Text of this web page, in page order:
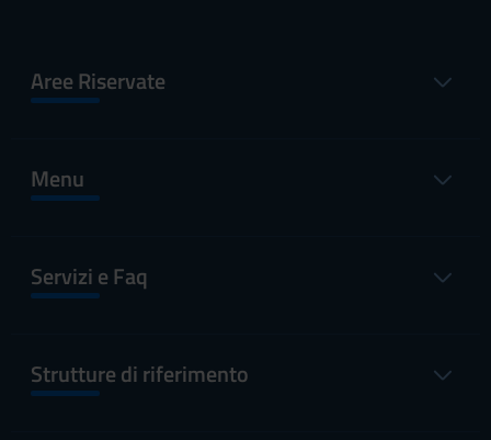
Aree Riservate
Menu
Servizi e Faq
Strutture di riferimento